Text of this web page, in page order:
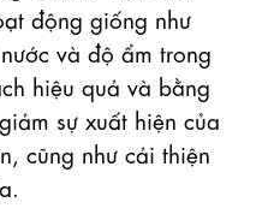
động giống như
và độ ẩm trong
hiệu quả và bằng
sự xuất hiện của
cũng như cải thiện